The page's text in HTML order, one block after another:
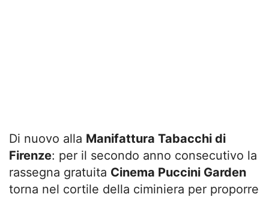
Di nuovo alla Manifattura Tabacchi di
Firenze: per il secondo anno consecutivo la
rassegna gratuita Cinema Puccini Garden
torna nel cortile della ciminiera per proporre